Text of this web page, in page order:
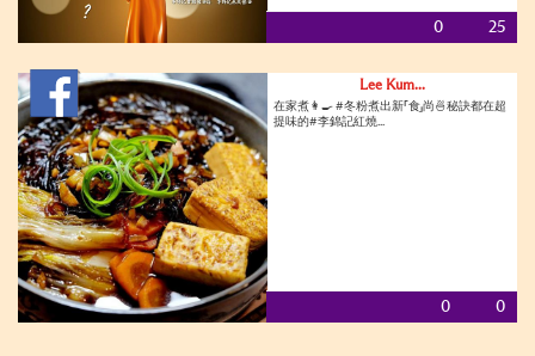
0 25
Lee Kum...
在家煮👩‍🍳 #冬粉煮出新「食」尚🍜秘訣都在超
提味的#李錦記紅燒...
0 0